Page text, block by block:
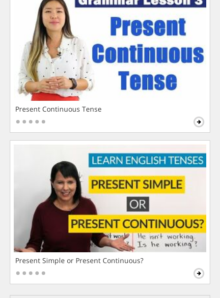
Present Continuous Tense
Present Simple or Present Continuous?